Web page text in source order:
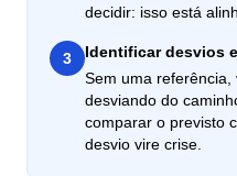
decidir: isso está
3
Identificar desvios
Sem uma referência,
desviando do
comparar o previsto
desvio vire crise.